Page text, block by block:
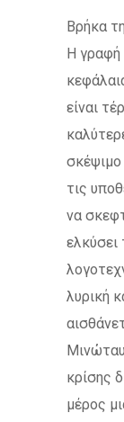
Βρήκα
Η γραφή
είναι
τις
να
λυρική
κρίσης
μέρος